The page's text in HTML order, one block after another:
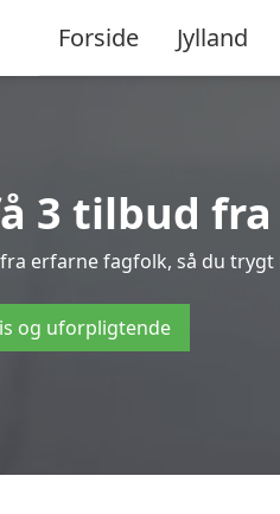
Forside Jylland
3 tilbud
erfarne fagfolk, så du
og uforpligtende